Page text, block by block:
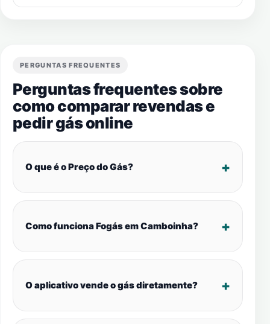
PERGUNTAS FREQUENTES
Perguntas frequentes sobre
como comparar revendas e
pedir gás online
O que é o Preço do Gás?
Como funciona Fogás em Camboinha?
O aplicativo vende o gás diretamente?